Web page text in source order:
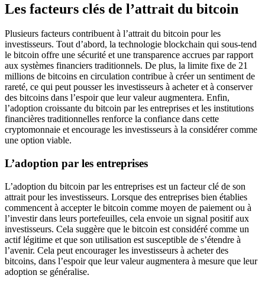
Les facteurs clés de l’attrait du bitcoin
Plusieurs facteurs contribuent à l’attrait du bitcoin pour les
investisseurs. Tout d’abord, la technologie blockchain qui sous-tend
le bitcoin offre une sécurité et une transparence accrues par rapport
aux systèmes financiers traditionnels. De plus, la limite fixe de 21
millions de bitcoins en circulation contribue à créer un sentiment de
rareté, ce qui peut pousser les investisseurs à acheter et à conserver
des bitcoins dans l’espoir que leur valeur augmentera. Enfin,
l’adoption croissante du bitcoin par les entreprises et les institutions
financières traditionnelles renforce la confiance dans cette
cryptomonnaie et encourage les investisseurs à la considérer comme
une option viable.
L’adoption par les entreprises
L’adoption du bitcoin par les entreprises est un facteur clé de son
attrait pour les investisseurs. Lorsque des entreprises bien établies
commencent à accepter le bitcoin comme moyen de paiement ou à
l’investir dans leurs portefeuilles, cela envoie un signal positif aux
investisseurs. Cela suggère que le bitcoin est considéré comme un
actif légitime et que son utilisation est susceptible de s’étendre à
l’avenir. Cela peut encourager les investisseurs à acheter des
bitcoins, dans l’espoir que leur valeur augmentera à mesure que leur
adoption se généralise.